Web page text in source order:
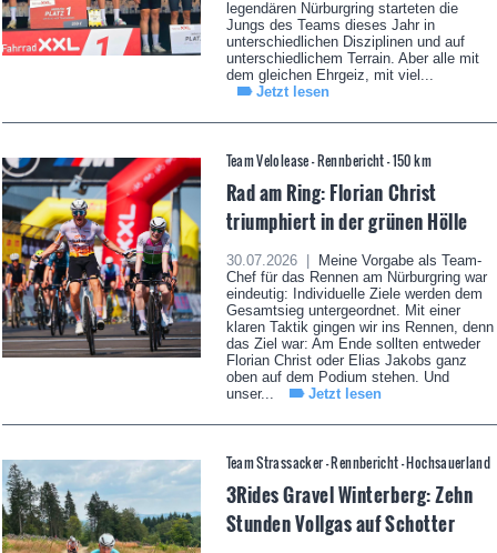
legendären Nürburgring starteten die
Jungs des Teams dieses Jahr in
unterschiedlichen Disziplinen und auf
unterschiedlichem Terrain. Aber alle mit
dem gleichen Ehrgeiz, mit viel...
Jetzt lesen
Team Velolease - Rennbericht - 150 km
Rad am Ring: Florian Christ
triumphiert in der grünen Hölle
30.07.2026 |
Meine Vorgabe als Team-
Chef für das Rennen am Nürburgring war
eindeutig: Individuelle Ziele werden dem
Gesamtsieg untergeordnet. Mit einer
klaren Taktik gingen wir ins Rennen, denn
das Ziel war: Am Ende sollten entweder
Florian Christ oder Elias Jakobs ganz
oben auf dem Podium stehen. Und
unser...
Jetzt lesen
Team Strassacker - Rennbericht - Hochsauerland
3Rides Gravel Winterberg: Zehn
Stunden Vollgas auf Schotter